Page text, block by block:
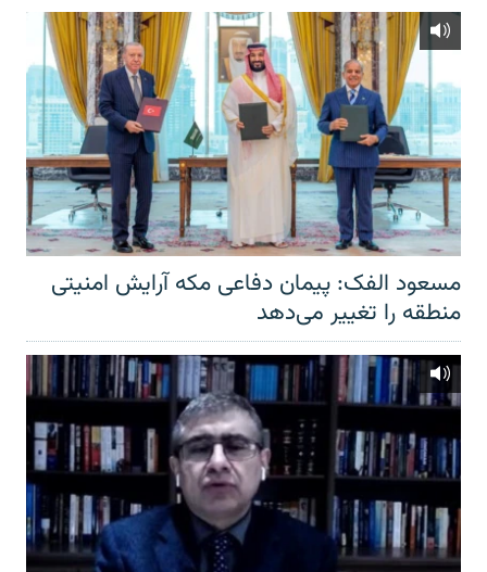
مسعود الفک: پیمان دفاعی مکه آرایش امنیتی
منطقه را تغییر می‌دهد